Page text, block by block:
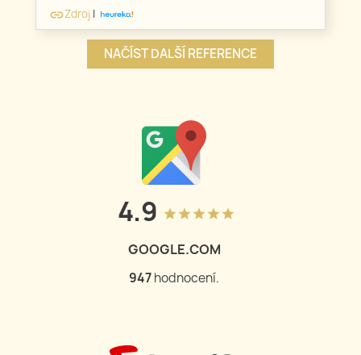
linkZdroj |
NAČÍST DALŠÍ REFERENCE
4.9 grade grade grade grade grade
GOOGLE.COM
948hodnocení.